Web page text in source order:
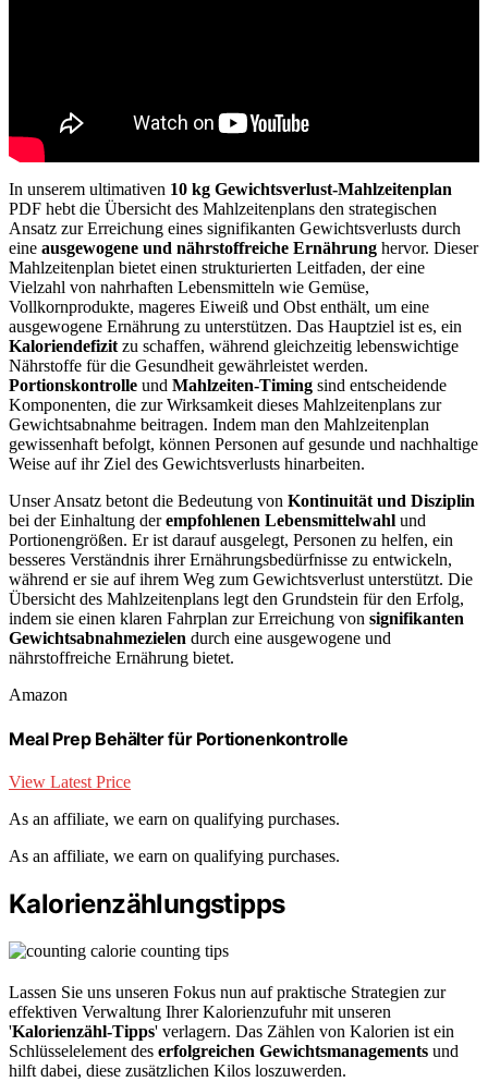
In unserem ultimativen 10 kg Gewichtsverlust-Mahlzeitenplan
PDF hebt die Übersicht des Mahlzeitenplans den strategischen
Ansatz zur Erreichung eines signifikanten Gewichtsverlusts durch
eine ausgewogene und nährstoffreiche Ernährung hervor. Dieser
Mahlzeitenplan bietet einen strukturierten Leitfaden, der eine
Vielzahl von nahrhaften Lebensmitteln wie Gemüse,
Vollkornprodukte, mageres Eiweiß und Obst enthält, um eine
ausgewogene Ernährung zu unterstützen. Das Hauptziel ist es, ein
Kaloriendefizit zu schaffen, während gleichzeitig lebenswichtige
Nährstoffe für die Gesundheit gewährleistet werden.
Portionskontrolle und Mahlzeiten-Timing sind entscheidende
Komponenten, die zur Wirksamkeit dieses Mahlzeitenplans zur
Gewichtsabnahme beitragen. Indem man den Mahlzeitenplan
gewissenhaft befolgt, können Personen auf gesunde und nachhaltige
Weise auf ihr Ziel des Gewichtsverlusts hinarbeiten.
Unser Ansatz betont die Bedeutung von Kontinuität und Disziplin
bei der Einhaltung derempfohlenen Lebensmittelwahl und
Portionengrößen. Er ist darauf ausgelegt, Personen zu helfen, ein
besseres Verständnis ihrer Ernährungsbedürfnisse zu entwickeln,
während er sie auf ihrem Weg zum Gewichtsverlust unterstützt. Die
Übersicht des Mahlzeitenplans legt den Grundstein für den Erfolg,
indem sie einen klaren Fahrplan zur Erreichung von signifikanten
Gewichtsabnahmezielen durch eine ausgewogene und
nährstoffreiche Ernährung bietet.
Amazon
Meal Prep Behälter für Portionenkontrolle
View Latest Price
As an affiliate, we earn on qualifying purchases.
As an affiliate, we earn on qualifying purchases.
Kalorienzählungstipps
Lassen Sie uns unseren Fokus nun auf praktische Strategien zur
effektiven Verwaltung Ihrer Kalorienzufuhr mit unseren
'Kalorienzähl-Tipps' verlagern. Das Zählen von Kalorien ist ein
Schlüsselelement des erfolgreichen Gewichtsmanagements und
hilft dabei, diese zusätzlichen Kilos loszuwerden.